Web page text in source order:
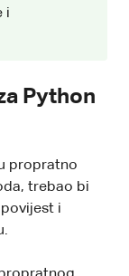
i
Python
propratno
trebao bi
i